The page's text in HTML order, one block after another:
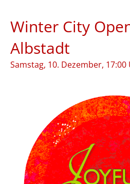
Winter City
Albstadt
Samstag, 10. Dezember, 17:00